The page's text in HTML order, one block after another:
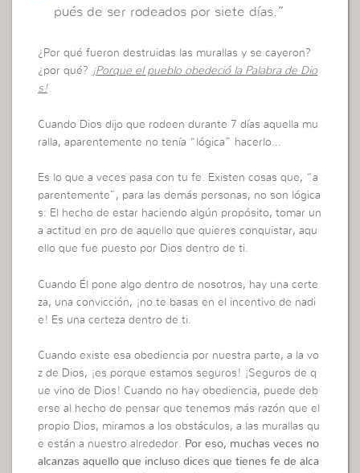
pués de ser rodeados por siete días.”
¿Por qué fueron destruidas las murallas y se cayeron?
¿por qué? ¡Porque el pueblo obedeció la Palabra de Dio
s!
Cuando Dios dijo que rodeen durante 7 días aquella mu
ralla, aparentemente no tenía “lógica” hacerlo…
Es lo que a veces pasa con tu fe. Existen cosas que, “a
parentemente”, para las demás personas, no son lógica
s: El hecho de estar haciendo algún propósito, tomar un
a actitud en pro de aquello que quieres conquistar, aqu
ello que fue puesto por Dios dentro de ti.
Cuando Él pone algo dentro de nosotros, hay una certe
za, una convicción, ¡no te basas en el incentivo de nadi
e! Es una certeza dentro de ti.
Cuando existe esa obediencia por nuestra parte, a la vo
z de Dios, ¡es porque estamos seguros! ¡Seguros de q
ue vino de Dios! Cuando no hay obediencia, puede deb
erse al hecho de pensar que tenemos más razón que el
propio Dios, miramos a los obstáculos, a las murallas qu
e están a nuestro alrededor. Por eso, muchas veces no
alcanzas aquello que incluso dices que tienes fe de alca